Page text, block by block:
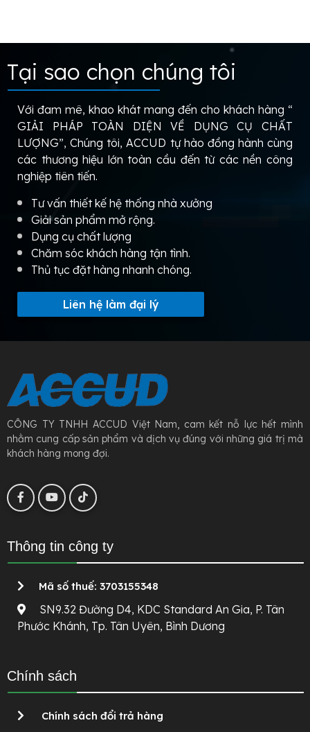
Tại sao chọn chúng tôi
Với đam mê, khao khát mang đến cho khách hàng “
GIẢI PHÁP TOÀN DIỆN VỀ DỤNG CỤ CHẤT
LƯỢNG”, Chúng tôi, ACCUD tự hào đồng hành cùng
các thương hiệu lớn toàn cầu đến từ các nền công
nghiệp tiên tiến.
Tư vấn thiết kế hệ thống nhà xưởng
Giải sản phẩm mở rộng.
Dụng cụ chất lượng
Chăm sóc khách hàng tận tình.
Thủ tục đặt hàng nhanh chóng.
Liên hệ làm đại lý
CÔNG TY TNHH ACCUD Việt Nam, cam kết nỗ lực hết mình
nhằm cung cấp sản phẩm và dịch vụ đúng với những giá trị mà
khách hàng mong đợi.
Thông tin công ty
Mã số thuế: 3703155348
SN9.32 Đường D4, KDC Standard An Gia, P. Tân
Phước Khánh, Tp. Tân Uyên, Bình Dương
Chính sách
Chính sách đổi trả hàng